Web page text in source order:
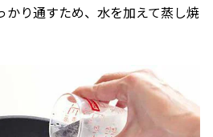
かり通すため、水を加えて蒸し焼